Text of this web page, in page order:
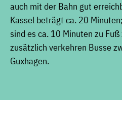
auch mit der Bahn gut
Kassel beträgt ca. 20
sind es ca. 10 Minuten zu
zusätzlich verkehren Busse
Guxhagen.